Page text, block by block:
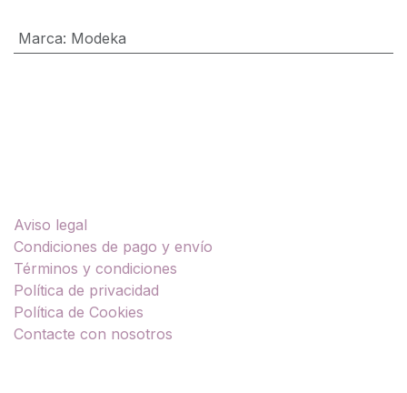
Marca: Modeka
Aviso legal
Condiciones de pago y envío
Términos y condiciones
Política de privacidad
Política de Cookies
Contacte con nosotros